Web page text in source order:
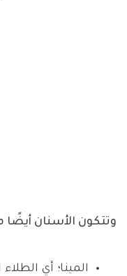
وتتكون الأسنان أيضًا
المينا؛ أي